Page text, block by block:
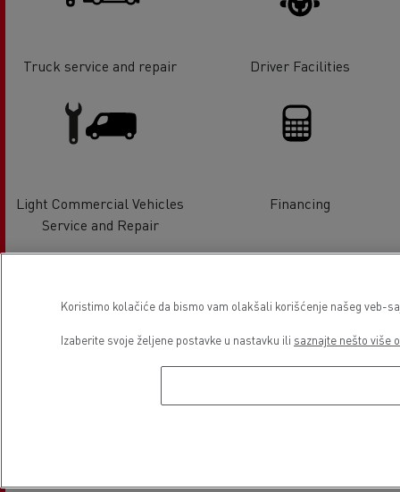
Truck service and repair Driver Facilities
Light Commercial Vehicles
Service and Repair
Financing
Koristimo kolačiće da bismo vam olakšali korišćenje našeg veb-
Izaberite svoje željene postavke u nastavku ili saznajte nešto više